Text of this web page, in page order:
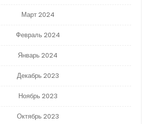
Март 2024
Февраль 2024
Январь 2024
Декабрь 2023
Ноябрь 2023
Октябрь 2023